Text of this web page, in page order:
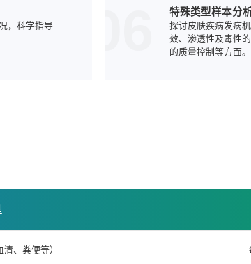
，科学指导
特殊类型样本分
探讨皮肤疾病发病
效、渗透性及毒性
的质量控制等方面。
、粪便等）